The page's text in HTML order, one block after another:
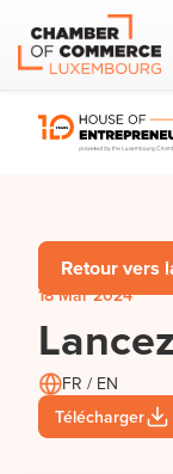
Retour vers
18 Mar 2024
FR / EN
Télécharger